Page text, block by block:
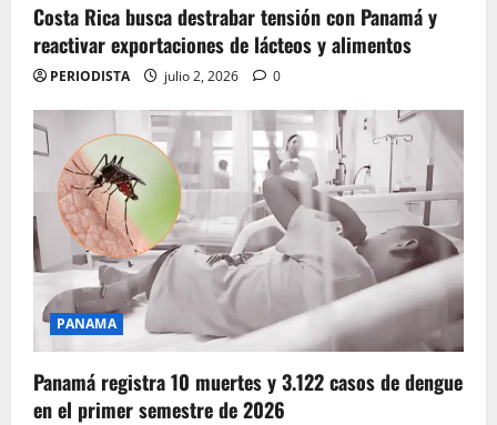
Costa Rica busca destrabar tensión con Panamá y
reactivar exportaciones de lácteos y alimentos
PERIODISTA julio 2, 2026 0
PANAMA
Panamá registra 10 muertes y 3.122 casos de dengue
en el primer semestre de 2026